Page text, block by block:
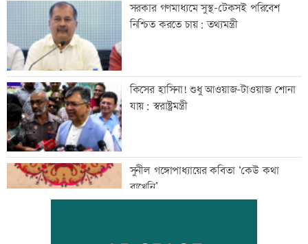
সরকার গণমাধ্যমে সুস্থ-টেকসই পরিবেশ
নিশ্চিত করতে চায়: তথ্যমন্ত্রী
কিসের হাসিনা! শুধু আওয়াজ-টাওয়াজ শোনা
যায়: স্বরাষ্ট্রমন্ত্রী
সুনীল গঙ্গোপাধ্যায়ের কবিতা ‘কেউ কথা
রাখেনি’